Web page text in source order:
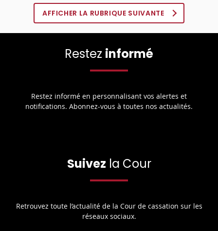
AFFICHER LA RUBRIQUE SUIVANTE
Restez informé
Restez informé en personnalisant vos alertes et
notifications. Abonnez-vous à toutes nos actualités.
Suivez la Cour
Retrouvez toute l’actualité de la Cour de cassation sur les
réseaux sociaux.